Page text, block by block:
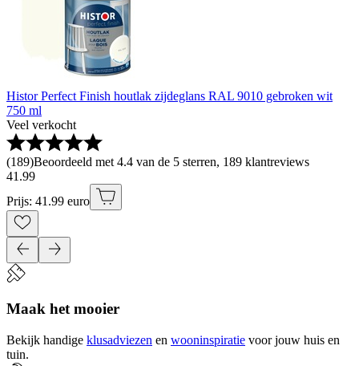
Histor Perfect Finish houtlak zijdeglans RAL 9010 gebroken wit
750 ml
Veel verkocht
(189)Beoordeeld met 4.4 van de 5 sterren, 189 klantreviews
41 .99
Prijs: 41.99 euro
Maak het mooier
Bekijk handige klusadviezen en wooninspiratie voor jouw huis en
tuin.